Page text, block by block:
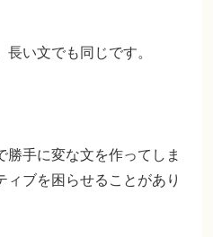
い文でも同じです。
勝手に変な文を作ってしま
ィブを困らせることがあり